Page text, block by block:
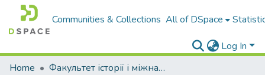
Communities & Collections All of DSpace
Log In
Home
Факультет історії і міжнародних відносин